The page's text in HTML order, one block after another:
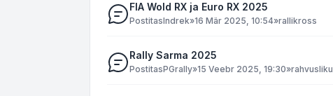
FIA Wold RX ja Euro RX 2025
PostitasIndrek»16 Mär 2025, 10:54»rallikross
Rally Sarma 2025
PostitasPGrally»15 Veebr 2025, 19:30»